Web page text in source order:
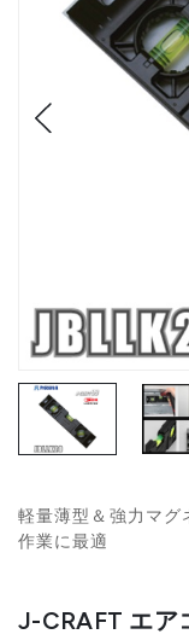
軽量薄型＆強力マグ
作業に最適
J-CRAFT エア